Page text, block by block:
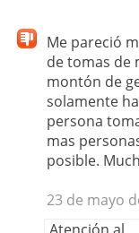
Me pareció
de tomas de
montón de
solamente
persona
mas
posible.
23 de mayo
Atención al